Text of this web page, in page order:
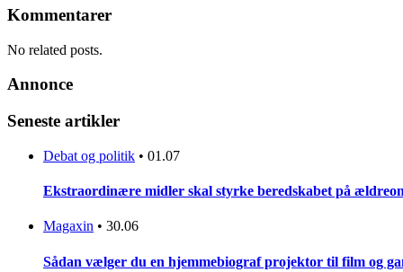
Kommentarer
No related posts.
Annonce
Seneste artikler
Debat og politik • 01.07
Ekstraordinære midler skal styrke beredskabet på
Magaxin • 30.06
Sådan vælger du en hjemmebiograf projektor til film og